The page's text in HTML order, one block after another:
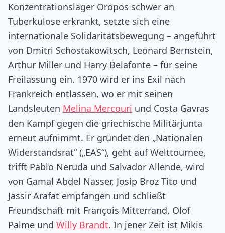
Konzentrationslager Oropos schwer an
Tuberkulose erkrankt, setzte sich eine
internationale Solidaritätsbewegung – angeführt
von Dmitri Schostakowitsch, Leonard Bernstein,
Arthur Miller und Harry Belafonte – für seine
Freilassung ein. 1970 wird er ins Exil nach
Frankreich entlassen, wo er mit seinen
Landsleuten Melina Mercouri und Costa Gavras
den Kampf gegen die griechische Militärjunta
erneut aufnimmt. Er gründet den „Nationalen
Widerstandsrat“ („EAS“), geht auf Welttournee,
trifft Pablo Neruda und Salvador Allende, wird
von Gamal Abdel Nasser, Josip Broz Tito und
Jassir Arafat empfangen und schließt
Freundschaft mit François Mitterrand, Olof
Palme und Willy Brandt. In jener Zeit ist Mikis